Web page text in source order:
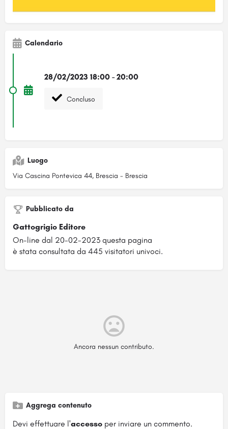
Calendario
28/02/2023 18:00 - 20:00
Concluso
Luogo
Via Cascina Pontevica 44, Brescia - Brescia
Pubblicato da
Gattogrigio Editore
On-line dal 20-02-2023 questa pagina
è stata consultata da 445 visitatori univoci.
Ancora nessun contributo.
Aggrega contenuto
Devi effettuare l'accesso per inviare un commento.